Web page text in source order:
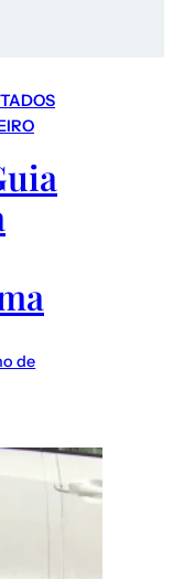
de